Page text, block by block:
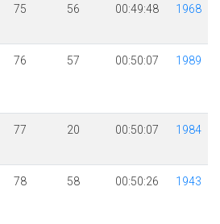
75 56 00:49:48 1968
76 57 00:50:07 1989
77 20 00:50:07 1984
78 58 00:50:26 1943